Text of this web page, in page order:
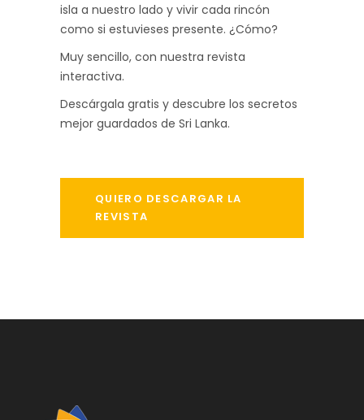
isla a nuestro lado y vivir cada rincón
como si estuvieses presente. ¿Cómo?
Muy sencillo, con nuestra revista
interactiva.
Descárgala gratis y descubre los secretos
mejor guardados de Sri Lanka.
QUIERO DESCARGAR LA
REVISTA